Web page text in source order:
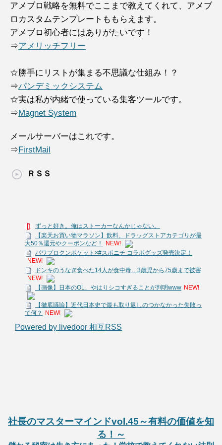
アメブロ戦略を無料でここまで教えてくれて、アメブ
ロカスタムテンプレートももらえます。
アメブロ初心者にはありがたいです！
⇒アメリッチフリー
☆勝手にリストが集まる不思議な仕組み！？
⇒パンデミックシステム
☆実は私が内緒で使っている集客ツールです。
⇒Magnet System
メールサーバーはこれです。
⇒FirstMail
ＲＳＳ
ずっと好き。俺はストーカーなんかじゃない。
【楽天お買い物マラソン】飲料、ドラッグストアカテゴリが最
大50％還元やクーポンなど！
NEW!
パワプロクンポケット×#スポニチ コラボグッズ発売決定！
NEW!
ドンキのうなぎ食べた14人が食中毒…3歳児から75歳まで被害
NEW!
【画像】日本のOL、やはりシコすぎることが判明www NEW!
【徹底議論】近代日本史で最も取り返しのつかなかった失敗っ
て何？
NEW!
Powered by livedoor 相互RSS
社長のマスターマインドvol.45～有料の価値を知
る！～